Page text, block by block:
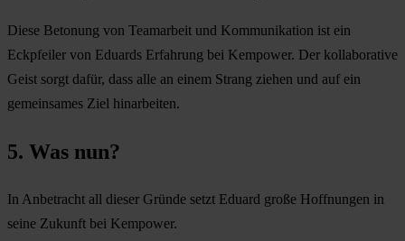
Diese Betonung von Teamarbeit und Kommunikation ist ein
Eckpfeiler von Eduards Erfahrung bei Kempower. Der kollaborative
Geist sorgt dafür, dass alle an einem Strang ziehen und auf ein
gemeinsames Ziel hinarbeiten.
5. Was nun?
In Anbetracht all dieser Gründe setzt Eduard große Hoffnungen in
seine Zukunft bei Kempower.